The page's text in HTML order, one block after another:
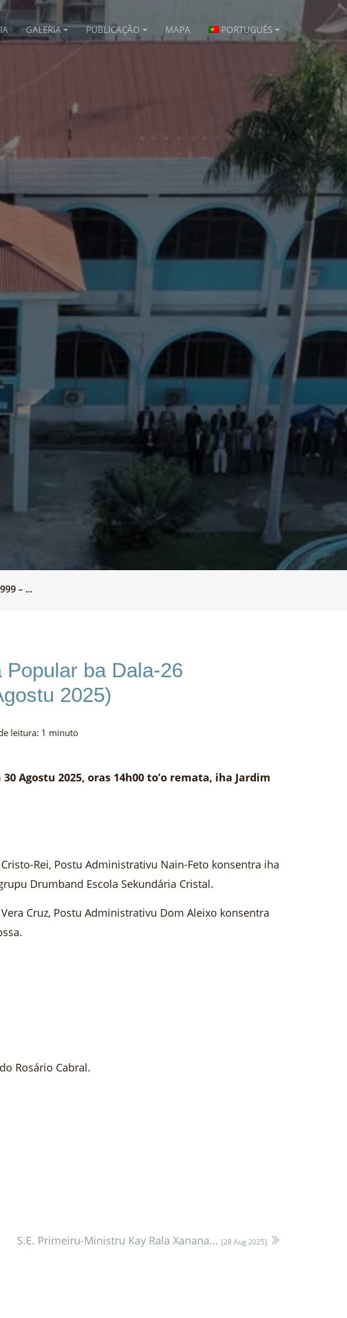
GALERIA PUBLICAÇÃO MAPA PORTUGUÊS
– ...
ba Dala-26
2025)
leitura: 1 minuto
Agostu 2025, oras 14h00 to’o remata, iha Jardim
Rei, Postu Administrativu Nain-Feto konsentra iha
Drumband Escola Sekundária Cristal.
Cruz, Postu Administrativu Dom Aleixo konsentra
Rosário Cabral.
S.E. Primeiru-Ministru Kay Rala Xanana... [28 Aug 2025]